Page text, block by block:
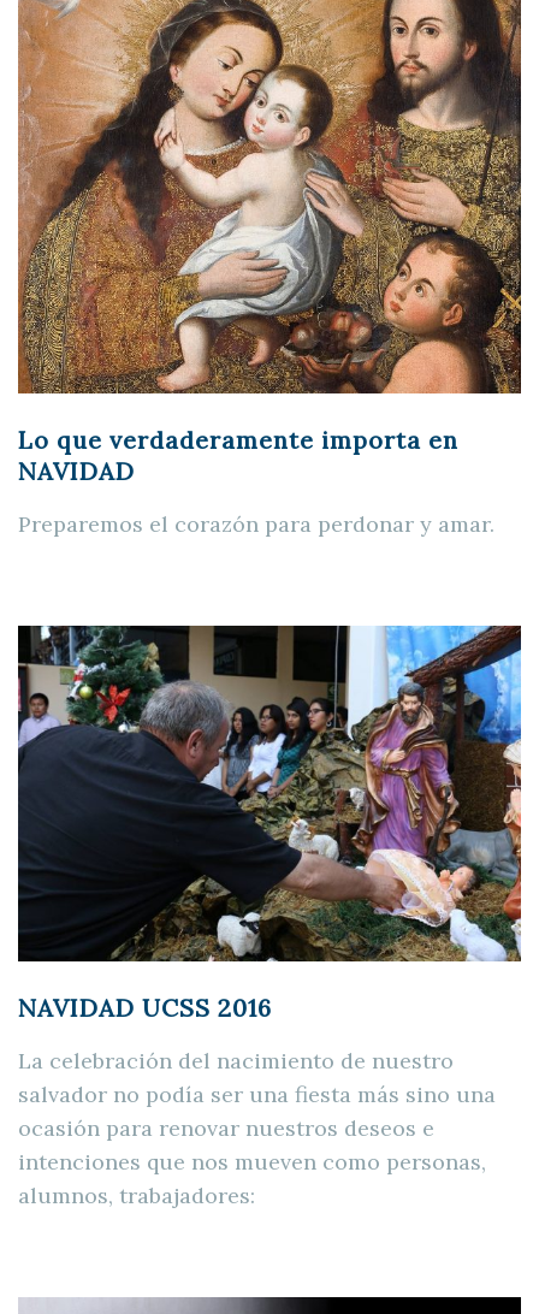
Lo que verdaderamente importa en
NAVIDAD
Preparemos el corazón para perdonar y amar.
NAVIDAD UCSS 2016
La celebración del nacimiento de nuestro
salvador no podía ser una fiesta más sino una
ocasión para renovar nuestros deseos e
intenciones que nos mueven como personas,
alumnos, trabajadores: